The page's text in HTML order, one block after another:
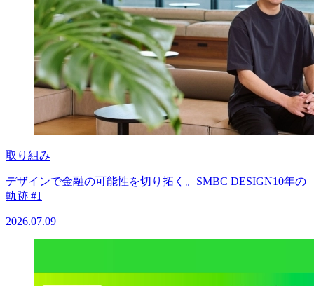
取り組み
デザインで金融の可能性を切り拓く。SMBC DESIGN10年の
軌跡 #1
2026.07.09